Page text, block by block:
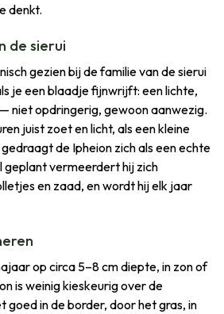
denkt.
de sierui
gezien bij de familie van de sierui
je een blaadje fijnwrijft: een lichte,
niet opdringerig, gewoon aanwezig.
juist zoet en licht, als een kleine
de Ipheion zich als een echte
geplant vermeerdert hij zich
en zaad, en wordt hij elk jaar
op circa 5–8 cm diepte, in zon of
is weinig kieskeurig over de
goed in de border, door het gras, in